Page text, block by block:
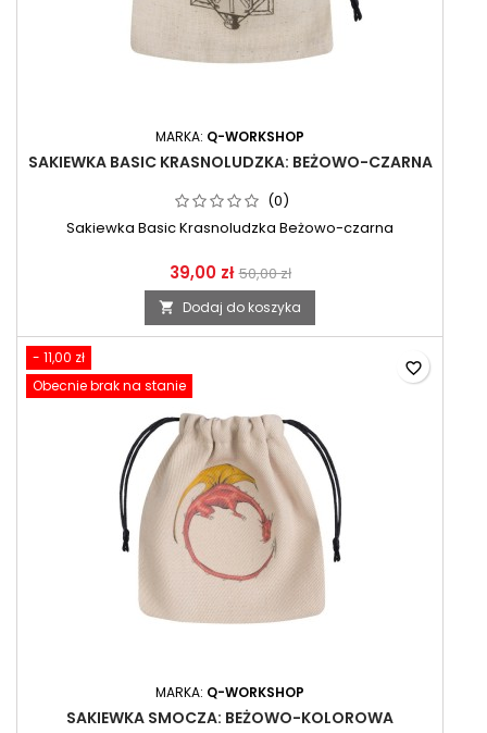
MARKA: Q-WORKSHOP
SAKIEWKA BASIC KRASNOLUDZKA: BEŻOWO-CZARNA
(0)
Sakiewka Basic Krasnoludzka Beżowo-czarna
39,00 zł 50,00 zł
 Dodaj do koszyka
- 11,00 zł
Obecnie brak na stanie
MARKA: Q-WORKSHOP
SAKIEWKA SMOCZA: BEŻOWO-KOLOROWA
favorite_border